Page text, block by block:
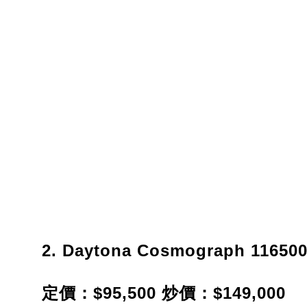
2. Daytona Cosmograph
定價：$95,500 炒價：$149,000